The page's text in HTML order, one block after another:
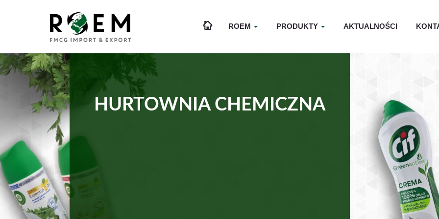
ROEM PRODUKTY AKTUALNOŚCI
HURTOWNIA CHEMICZNA